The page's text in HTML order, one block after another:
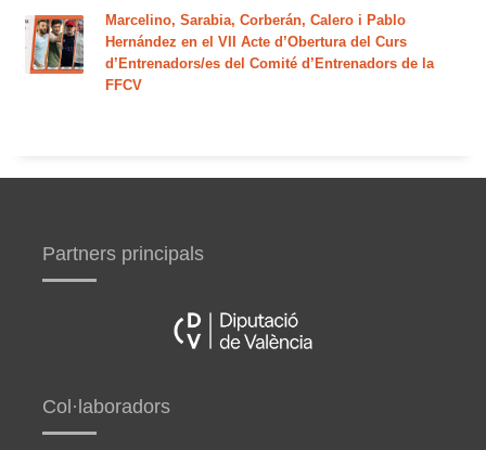
Marcelino, Sarabia, Corberán, Calero i Pablo
Hernández en el VII Acte d’Obertura del Curs
d’Entrenadors/es del Comité d’Entrenadors de la
FFCV
Partners principals
Col·laboradors